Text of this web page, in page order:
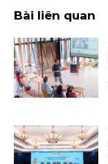
Bài liên quan